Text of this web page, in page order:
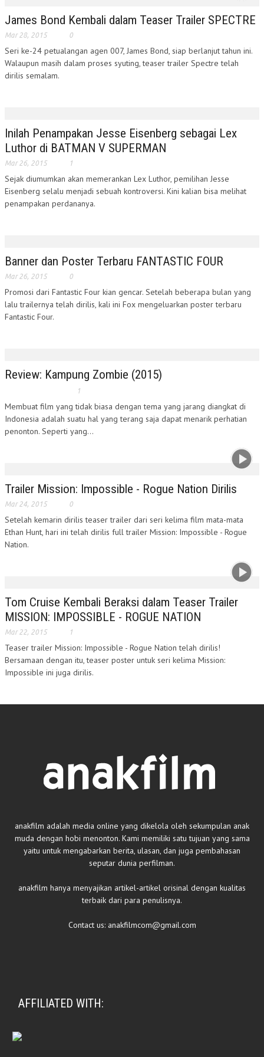
James Bond Kembali dalam Teaser Trailer SPECTRE
Mar 28, 2015 0
Seri ke-24 petualangan agen 007, James Bond, siap berlanjut tahun ini.
Walaupun masih dalam proses syuting, teaser trailer Spectre telah
dirilis semalam.
Inilah Penampakan Jesse Eisenberg sebagai Lex
Luthor di BATMAN V SUPERMAN
Mar 26, 2015 1
Sejak diumumkan akan memerankan Lex Luthor, pemilihan Jesse
Eisenberg selalu menjadi sebuah kontroversi. Kini kalian bisa melihat
penampakan perdananya.
Banner dan Poster Terbaru FANTASTIC FOUR
Mar 26, 2015 0
Promosi dari Fantastic Four kian gencar. Setelah beberapa bulan yang
lalu trailernya telah dirilis, kali ini Fox mengeluarkan poster terbaru
Fantastic Four.
Review: Kampung Zombie (2015)
1
Membuat film yang tidak biasa dengan tema yang jarang diangkat di
Indonesia adalah suatu hal yang terang saja dapat menarik perhatian
penonton. Seperti yang...
Trailer Mission: Impossible - Rogue Nation Dirilis
Mar 24, 2015 0
Setelah kemarin dirilis teaser trailer dari seri kelima film mata-mata
Ethan Hunt, hari ini telah dirilis full trailer Mission: Impossible - Rogue
Nation.
Tom Cruise Kembali Beraksi dalam Teaser Trailer
MISSION: IMPOSSIBLE - ROGUE NATION
Mar 22, 2015 1
Teaser trailer Mission: Impossible - Rogue Nation telah dirilis!
Bersamaan dengan itu, teaser poster untuk seri kelima Mission:
Impossible ini juga dirilis.
anakfilm adalah media online yang dikelola oleh sekumpulan anak
muda dengan hobi menonton. Kami memiliki satu tujuan yang sama
yaitu untuk mengabarkan berita, ulasan, dan juga pembahasan
seputar dunia perfilman.
anakfilm hanya menyajikan artikel-artikel orisinal dengan kualitas
terbaik dari para penulisnya.
Contact us: anakfilmcom@gmail.com
AFFILIATED WITH: